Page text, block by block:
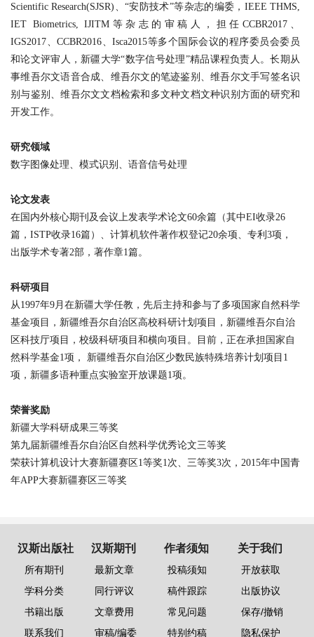
Scientific Research(SJSR) 、“安防技术”等杂志的编委 ， IEEE THMS,
IET Biometrics, IJITM 等杂志的审稿人，担任 CCBR2017、
IGS2017、CCBR2016、Isca2015等多个国际会议的程序委员会委员
和论文评审人，新疆大学“数字信号处理”精品课程负责人。长期从
事维吾尔文语音合成、维吾尔文的笔迹鉴别、维吾尔文手写签名识
别与鉴别、维吾尔文文档检索和多文种文档文种识别方面的研究和
开发工作。
研究领域
数字图像处理、模式识别、语音信号处理
论文发表
在国内外核心期刊及会议上发表学术论文60余篇（其中EI收录26
篇， ISTP收录16篇）、计算机软件著作权登记20余项、专利 3项，
出版学术专著2部，著作章1篇。
科研项目
从1997年9月在新疆大学任教，先后主持和参与了多项国家自然科学
基金项目，新疆维吾尔自治区高校科研计划项目，新疆维吾尔自治
区科技厅项目，校级科研项目和横向项目。目前，正在承担国家自
然科学基金1项， 新疆维吾尔自治区少数民族特殊培养计划项目 1
项，新疆多语种重点实验室开放课题1项。
荣誉奖励
新疆大学科研成果三等奖
第九届新疆维吾尔自治区自然科学优秀论文三等奖
荣获计算机设计大赛新疆赛区 1等奖1次、三等奖3次， 2015年中国青
年APP大赛新疆赛区三等奖
汉斯出版社
所有期刊
学科分类
书籍出版
联系我们
汉斯期刊
最新文章
同行评议
文章费用
审稿/编委
作者须知
投稿须知
稿件跟踪
常见问题
特别约稿
关于我们
开放获取
出版协议
保存/撤销
隐私保护